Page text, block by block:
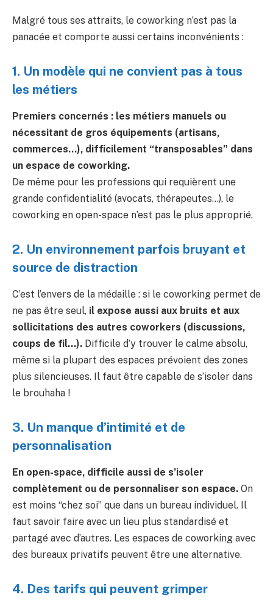
Malgré tous ses attraits, le coworking n’est pas la
panacée et comporte aussi certains inconvénients :
1. Un modèle qui ne convient pas à tous
les métiers
Premiers concernés : les métiers manuels ou
nécessitant de gros équipements (artisans,
commerces…), difficilement “transposables” dans
un espace de coworking.
De même pour les professions qui requièrent une
grande confidentialité (avocats, thérapeutes…), le
coworking en open-space n’est pas le plus approprié.
2. Un environnement parfois bruyant et
source de distraction
C’est l’envers de la médaille : si le coworking permet de
ne pas être seul, il expose aussi aux bruits et aux
sollicitations des autres coworkers (discussions,
coups de fil…). Difficile d’y trouver le calme absolu,
même si la plupart des espaces prévoient des zones
plus silencieuses. Il faut être capable de s’isoler dans
le brouhaha !
3. Un manque d’intimité et de
personnalisation
En open-space, difficile aussi de s’isoler
complètement ou de personnaliser son espace. On
est moins “chez soi” que dans un bureau individuel. Il
faut savoir faire avec un lieu plus standardisé et
partagé avec d’autres. Les espaces de coworking avec
des bureaux privatifs peuvent être une alternative.
4. Des tarifs qui peuvent grimper